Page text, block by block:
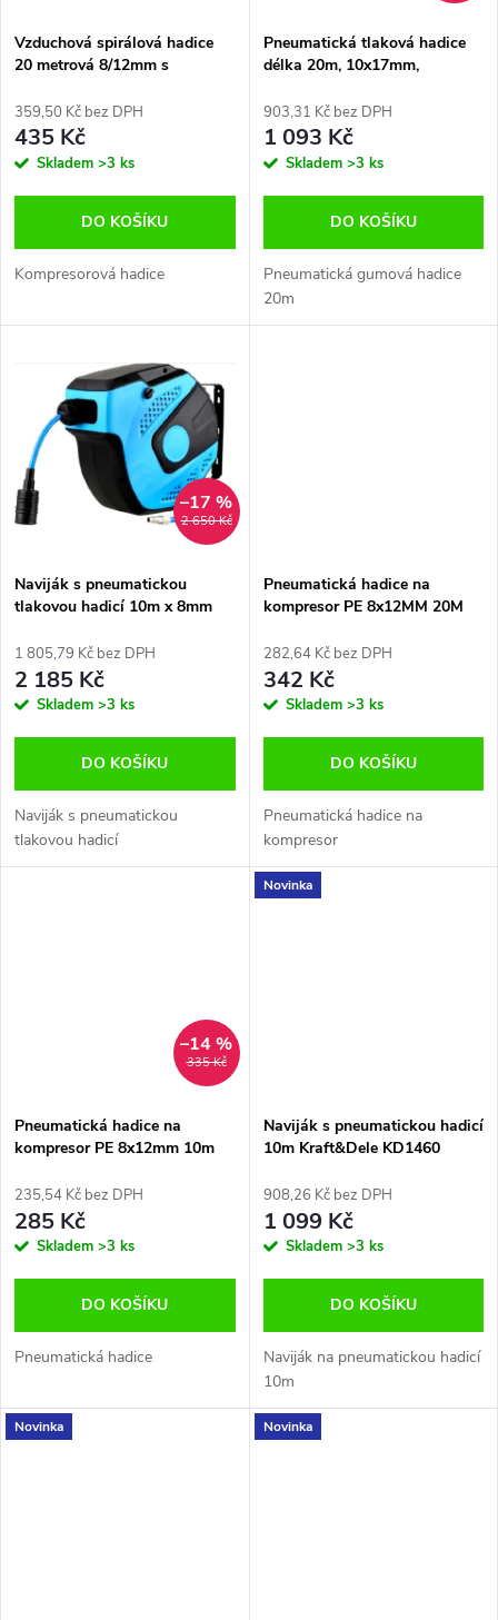
p
r
o
u
k
ů
s
p
r
o
d
u
ů
Vzduchová spirálová hadice
20 metrová 8/12mm s
359,50 Kč bez DPH
435 Kč
Skladem >3 ks
DO KOŠÍKU
Kompresorová hadice
Pneumatická tlaková hadice
délka 20m, 10x17mm,
903,31 Kč bez DPH
1 093 Kč
Skladem >3 ks
DO KOŠÍKU
Pneumatická gumová hadice
20m
2 650 Kč
–17 %
Naviják s pneumatickou
tlakovou hadicí 10m x 8mm
1 805,79 Kč bez DPH
2 185 Kč
Skladem >3 ks
DO KOŠÍKU
Naviják s pneumatickou
tlakovou hadicí
Pneumatická hadice na
kompresor PE 8x12MM 20M
282,64 Kč bez DPH
342 Kč
Skladem >3 ks
DO KOŠÍKU
Pneumatická hadice na
kompresor
335 Kč
–14 %
Pneumatická hadice na
kompresor PE 8x12mm 10m
235,54 Kč bez DPH
285 Kč
Skladem >3 ks
DO KOŠÍKU
Pneumatická hadice
Novinka
Naviják s pneumatickou hadicí
10m Kraft&Dele KD1460
908,26 Kč bez DPH
1 099 Kč
Skladem >3 ks
DO KOŠÍKU
Naviják na pneumatickou hadicí
10m
Novinka Novinka